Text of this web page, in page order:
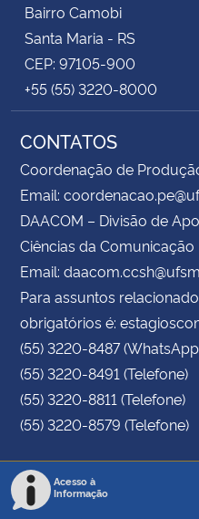
Bairro Camobi
Santa Maria - RS
CEP: 97105-900
+55 (55) 3220-8000
CONTATOS
Coordenação de
Email:
DAACOM – Divisão de
Ciências da Comunicação
Email:
Para assuntos
obrigatórios é:
(55) 3220-8487
(55) 3220-8491 (Telefone)
(55) 3220-8811 (Telefone)
(55) 3220-8579 (Telefone)
Acesso à
Informação